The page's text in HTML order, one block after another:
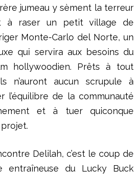
jumeau y sèment la terreur
à raser un petit village de
Monte-Carlo del Norte, un
qui servira aux besoins du
hollywoodien. Prêts à tout
n’auront aucun scrupule à
l’équilibre de la communauté
et à tuer quiconque
projet.
Delilah, c’est le coup de
entraîneuse du Lucky Buck